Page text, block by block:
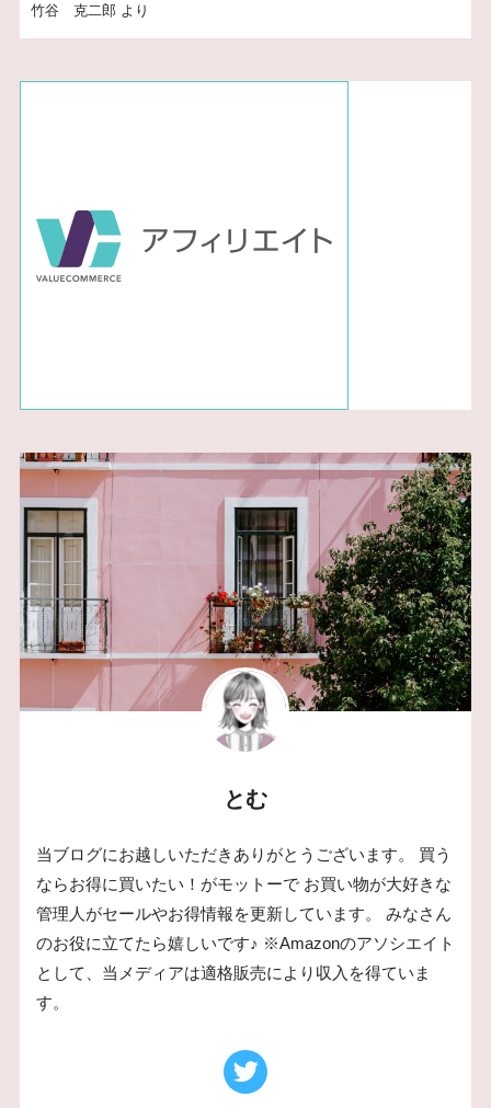
竹谷 克二郎 より
とむ
当ブログにお越しいただきありがとうございます。 買う
ならお得に買いたい！がモットーで お買い物が大好きな
管理人がセールやお得情報を更新しています。 みなさん
のお役に立てたら嬉しいです♪ ※Amazonのアソシエイト
として、当メディアは適格販売により収入を得ていま
す。